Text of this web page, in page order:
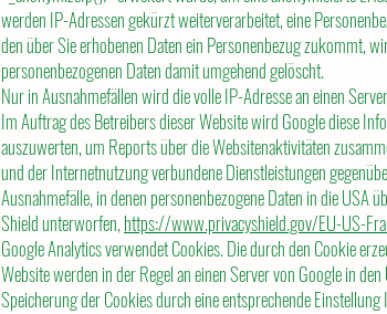
werden IP-Adressen gekürzt weiterverarbeitet, eine
den über Sie erhobenen Daten ein Personenbezug zukommt,
personenbezogenen Daten damit umgehend gelöscht.
Nur in Ausnahmefällen wird die volle IP-Adresse an einen
Im Auftrag des Betreibers dieser Website wird Google diese
auszuwerten, um Reports über die Websitenaktivitäten
und der Internetnutzung verbundene Dienstleistungen
Ausnahmefälle, in denen personenbezogene Daten in die USA
Shield unterworfen,https://www.privacyshield.gov/EU-US-
Google Analytics verwendet Cookies. Die durch den Cookie
Website werden in der Regel an einen Server von Google in
Speicherung der Cookies durch eine entsprechende